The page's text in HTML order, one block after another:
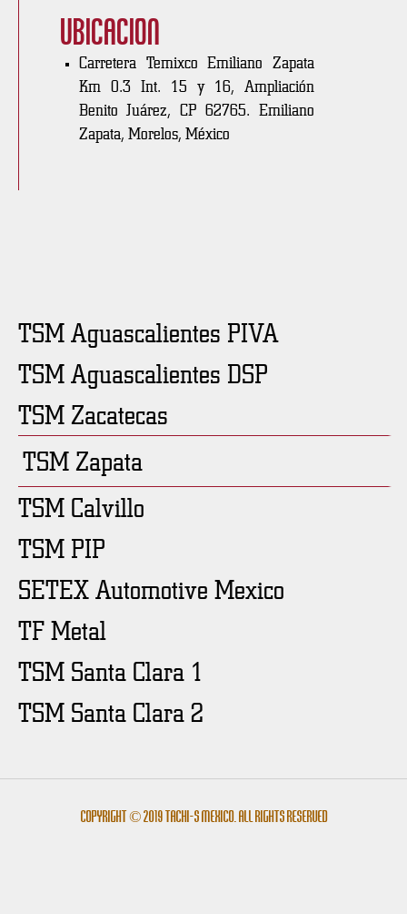
Ubicación
Carretera Temixco Emiliano Zapata
Km 0.3 Int. 15 y 16, Ampliación
Benito Juárez, CP 62765. Emiliano
Zapata, Morelos, México
TSM Aguascalientes PIVA
TSM Aguascalientes DSP
TSM Zacatecas
TSM Zapata
TSM Calvillo
TSM PIP
SETEX Automotive Mexico
TF Metal
TSM Santa Clara 1
TSM Santa Clara 2
Copyright © 2019 Tachi-s México. All rights reserved